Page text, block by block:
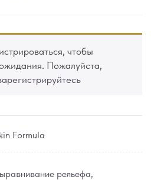
чтобы
Пожалуйста,
Formula
рельефа,